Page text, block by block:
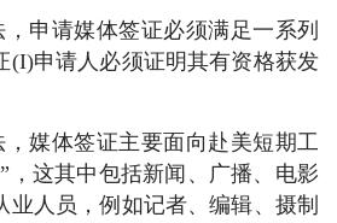
申请媒体签证必须满足一系列
(I)申请人必须证明其有资格获发
媒体签证主要面向赴美短期工
，这其中包括新闻、广播、电影
业人员，例如记者、编辑、摄制